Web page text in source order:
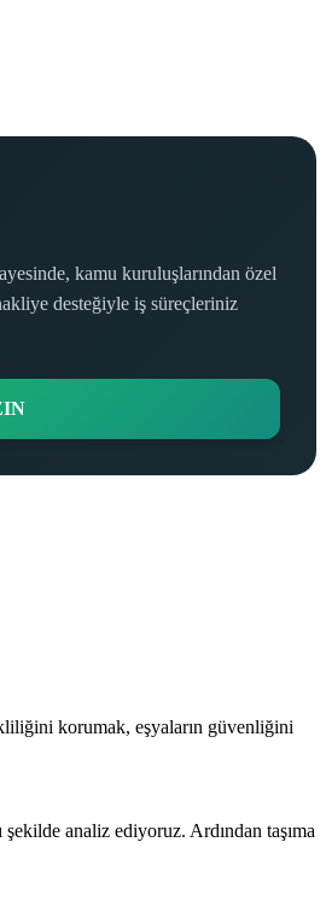
kamu kuruluşlarından özel
desteğiyle iş süreçleriniz
korumak, eşyaların güvenliğini
analiz ediyoruz. Ardından taşıma